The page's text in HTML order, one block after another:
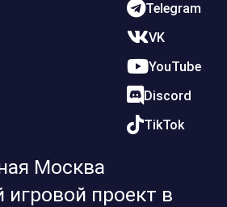
Москва
игровой проект в
Telegram
VK
YouTube
Discord
TikTok